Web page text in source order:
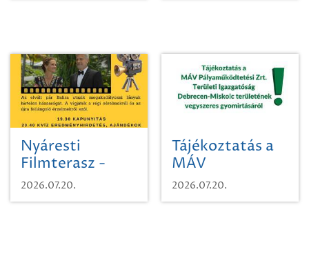
Nyáresti
Filmterasz -
Beugró a
Paradicsomba
2026.07.20.
Tájékoztatás a
MÁV
Pályaműködtetési
Zrt. Területi
2026.07.20.